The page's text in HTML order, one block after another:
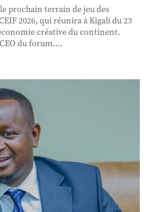
prochain terrain de jeu des
2026, qui réunira à Kigali du 23
créative du continent.
du forum....